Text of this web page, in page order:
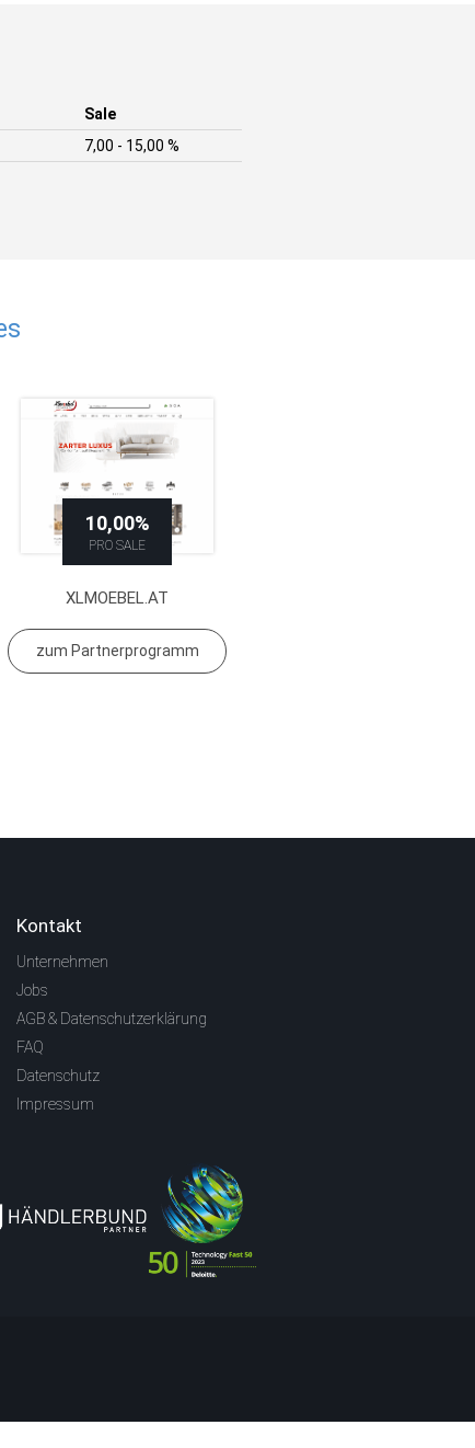
Sale
7,00 - 15,00 %
10,00%
PRO SALE
XLMOEBEL.AT
zum Partnerprogramm
Kontakt
Unternehmen
Jobs
AGB & Datenschutzerklärung
FAQ
Datenschutz
Impressum